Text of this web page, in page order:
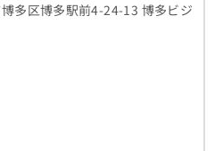
多区博多駅前4-24-13 博多ビジ